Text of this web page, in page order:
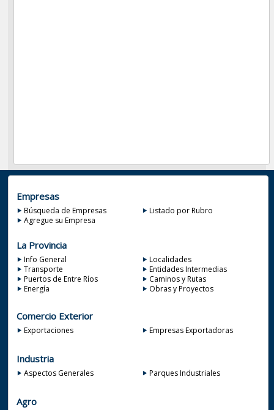
Empresas
Búsqueda de Empresas
Listado por Rubro
Agregue su Empresa
La Provincia
Info General
Localidades
Transporte
Entidades Intermedias
Puertos de Entre Ríos
Caminos y Rutas
Energía
Obras y Proyectos
Comercio Exterior
Exportaciones Empresas Exportadoras
Industria
Aspectos Generales Parques Industriales
Agro